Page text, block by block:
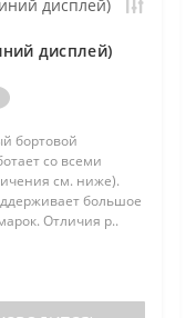
дисплей)
бортовой
со всеми
см. ниже).
большое
Отличия р..